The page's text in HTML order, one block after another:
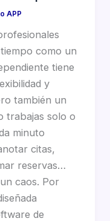
APP
como un
tiene
y
también un
trabajas solo o
minuto
citas,
reservas…
caos. Por
de